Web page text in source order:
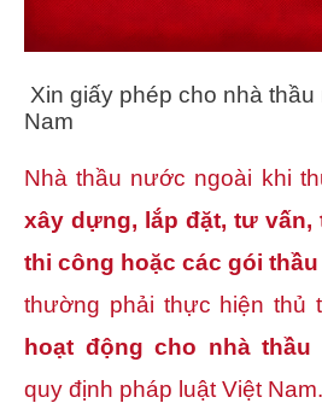
Xin giấy phép cho nhà
Nam
Nhà thầu nước ngoài khi
xây dựng, lắp đặt, tư vấn,
thi công hoặc các gói
thường phải thực hiện thủ
hoạt động cho nhà
quy định pháp luật Việt Nam.